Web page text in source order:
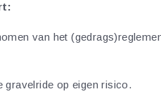
van het
gravelride op eigen risico.